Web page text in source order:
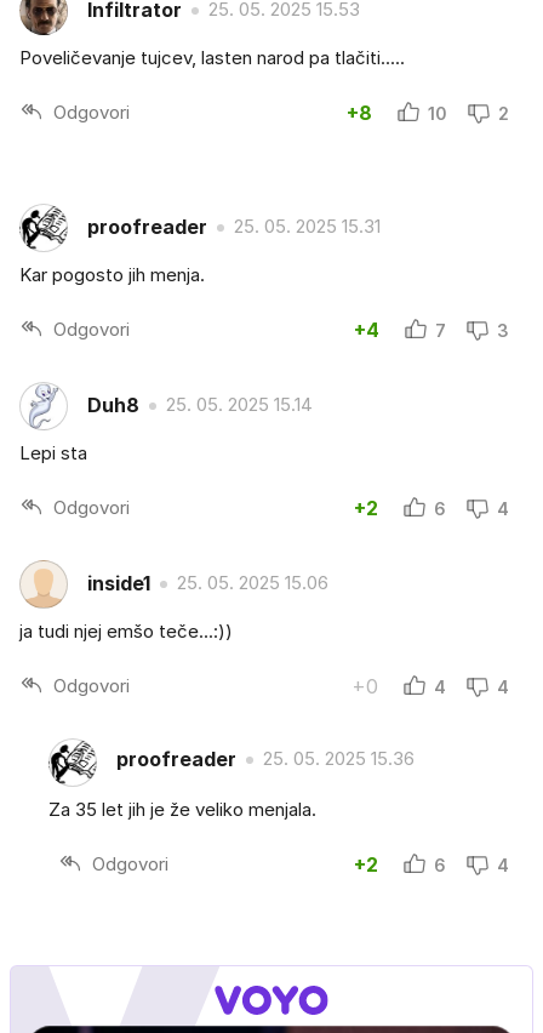
Infiltrator 25. 05. 2025 15.53
Poveličevanje tujcev, lasten narod pa tlačiti.....
Odgovori +8 10 2
proofreader 25. 05. 2025 15.31
Kar pogosto jih menja.
Odgovori +4 7 3
Duh8 25. 05. 2025 15.14
Lepi sta
Odgovori +2 6 4
inside1 25. 05. 2025 15.06
ja tudi njej emšo teče...:))
Odgovori +0 4 4
proofreader 25. 05. 2025 15.36
Za 35 let jih je že veliko menjala.
Odgovori +2 6 4